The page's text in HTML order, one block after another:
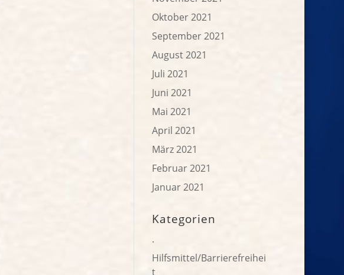
Oktober 2021
September 2021
August 2021
Juli 2021
Juni 2021
Mai 2021
April 2021
März 2021
Februar 2021
Januar 2021
Kategorien
.
Hilfsmittel/Barrierefreihei
t